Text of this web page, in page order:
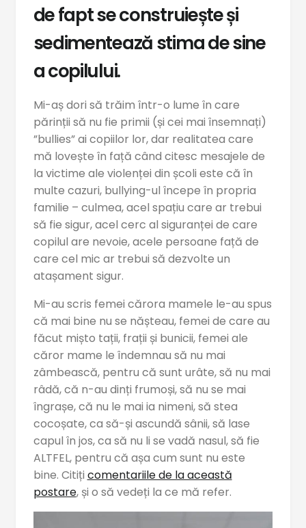
de fapt se construiește și
sedimentează stima de sine
a copilului.
Mi-aș dori să trăim într-o lume în care
părinții să nu fie primii (și cei mai însemnați)
”bullies” ai copiilor lor, dar realitatea care
mă lovește în față când citesc mesajele de
la victime ale violenței din școli este că în
multe cazuri, bullying-ul începe în propria
familie – culmea, acel spațiu care ar trebui
să fie sigur, acel cerc al siguranței de care
copilul are nevoie, acele persoane față de
care cel mic ar trebui să dezvolte un
atașament sigur.
Mi-au scris femei cărora mamele le-au spus
că mai bine nu se nășteau, femei de care au
făcut mișto tații, frații și bunicii, femei ale
căror mame le îndemnau să nu mai
zâmbească, pentru că sunt urâte, să nu mai
râdă, că n-au dinți frumoși, să nu se mai
îngrașe, că nu le mai ia nimeni, să stea
cocoșate, ca să-și ascundă sânii, să lase
capul în jos, ca să nu li se vadă nasul, să fie
ALTFEL, pentru că așa cum sunt nu este
bine. Citiți comentariile de la această
postare, și o să vedeți la ce mă refer.